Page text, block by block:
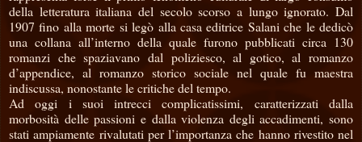
della letteratura italiana del secolo scorso a lungo ignorato. Dal
1907 fino alla morte si legò alla casa editrice Salani che le dedicò
una collana all’interno della quale furono pubblicati circa 130
romanzi che spaziavano dal poliziesco, al gotico, al romanzo
d’appendice, al romanzo storico sociale nel quale fu maestra
indiscussa, nonostante le critiche del tempo.
Ad oggi i suoi intrecci complicatissimi, caratterizzati dalla
morbosità delle passioni e dalla violenza degli accadimenti, sono
stati ampiamente rivalutati per l’importanza che hanno rivestito nel